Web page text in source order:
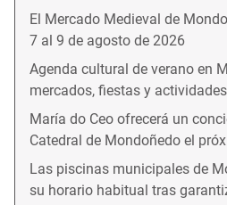
El Mercado Medieval de
7 al 9 de agosto de 2026
Agenda cultural de verano en
mercados, fiestas y
María do Ceo ofrecerá un
Catedral de Mondoñedo el
Las piscinas municipales de
su horario habitual tras